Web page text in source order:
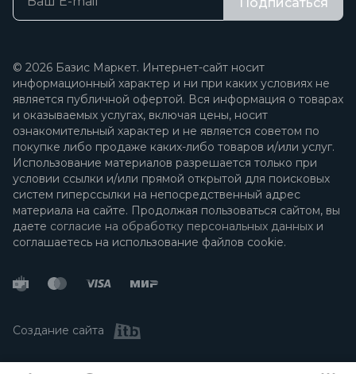
© 2026 Базис Маркет. Интернет-сайт носит
информационный характер и ни при каких условиях не
является публичной офертой. Вся информация о товарах
и оказываемых услугах, включая цены, носит
ознакомительный характер и не является советом по
покупке либо продаже каких-либо товаров и/или услуг.
Использование материалов разрешается только при
условии ссылки и/или прямой открытой для поисковых
систем гиперссылки на непосредственный адрес
материала на сайте. Продолжая пользоваться сайтом, вы
даете согласие на обработку персональных данных и
соглашаетесь на использование файлов cookie.
Создание сайта